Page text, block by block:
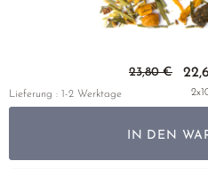
EMPFEHLUNGEN
GELBER TEE
SETS & GIFTS
PHOENIX DANCONG
ZHANGPING SHUI
NACH SORTE
HIBISKUSBLÜTEN
23,80 €
IN DEN
Lieferung : 1-2 Werktage